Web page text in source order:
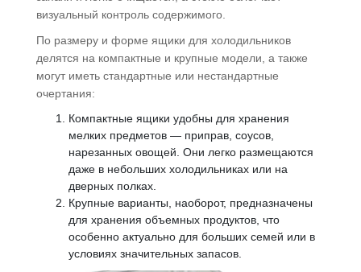
визуальный контроль содержимого.
По размеру и форме ящики для холодильников
делятся на компактные и крупные модели, а также
могут иметь стандартные или нестандартные
очертания:
Компактные ящики удобны для хранения
мелких предметов — приправ, соусов,
нарезанных овощей. Они легко размещаются
даже в небольших холодильниках или на
дверных полках.
Крупные варианты, наоборот, предназначены
для хранения объемных продуктов, что
особенно актуально для больших семей или в
условиях значительных запасов.